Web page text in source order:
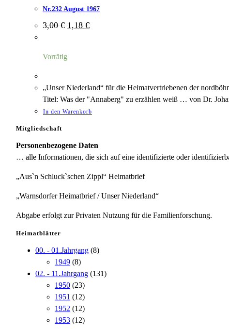
Nr.232 August 1967
3,00€ Ursprünglicher
Preis
1,18 €Aktueller
Preis
Vorrätig
„Unser Niederland“ für die Heimatvertriebenen der
Titel: Was der "Annaberg" zu erzählen weiß … von Dr.
In den Warenkorb
Mitgliedschaft
Personenbezogene Daten
… alle Informationen, die sich auf eine identifizierte oder
„Aus`n Schluck`schen Zippl“ Heimatbrief
„Warnsdorfer Heimatbrief / Unser Niederland“
Abgabe erfolgt zur Privaten Nutzung für die Familienforschung.
Heimatblätter
00. - 01.Jahrgang (8)
1949 (8)
02. - 11.Jahrgang (131)
1950 (23)
1951 (12)
1952 (12)
1953 (12)